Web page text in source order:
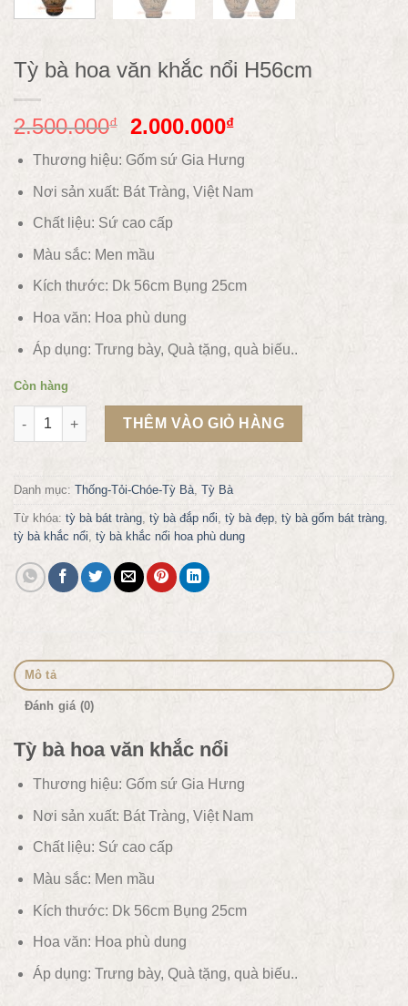
Tỳ bà hoa văn khắc nổi H56cm
2.500.000₫ 2.000.000₫
Thương hiệu: Gốm sứ Gia Hưng
Nơi sản xuất: Bát Tràng, Việt Nam
Chất liệu: Sứ cao cấp
Màu sắc: Men mầu
Kích thước: Dk 56cm Bụng 25cm
Hoa văn: Hoa phù dung
Áp dụng: Trưng bày, Quà tặng, quà biếu..
Còn hàng
Tỳ bà hoa văn khắc nổi H56cm số lượng
THÊM VÀO GIỎ HÀNG
Danh mục: Thống-Tỏi-Chóe-Tỳ Bà, Tỳ Bà
Từ khóa: tỳ bà bát tràng, tỳ bà đắp nổi, tỳ bà đẹp, tỳ bà gốm bát tràng,
tỳ bà khắc nổi, tỳ bà khắc nổi hoa phù dung
Mô tả
Đánh giá (0)
Tỳ bà hoa văn khắc nổi
Thương hiệu: Gốm sứ Gia Hưng
Nơi sản xuất: Bát Tràng, Việt Nam
Chất liệu: Sứ cao cấp
Màu sắc: Men mầu
Kích thước: Dk 56cm Bụng 25cm
Hoa văn: Hoa phù dung
Áp dụng: Trưng bày, Quà tặng, quà biếu..